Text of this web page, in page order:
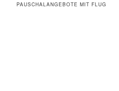
PAUSCHALANGEBOTE MIT FLUG